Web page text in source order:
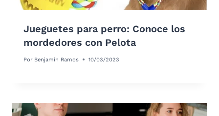
Jueguetes para perro: Conoce los
mordedores con Pelota
Por Benjamín Ramos 10/03/2023